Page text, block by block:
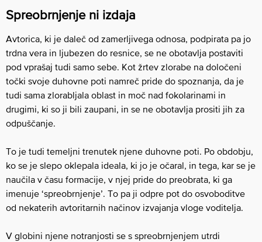
Spreobrnjenje ni izdaja
Avtorica, ki je daleč od zamerljivega odnosa, podpirata pa jo
trdna vera in ljubezen do resnice, se ne obotavlja postaviti
pod vprašaj tudi samo sebe. Kot žrtev zlorabe na določeni
točki svoje duhovne poti namreč pride do spoznanja, da je
tudi sama zlorabljala oblast in moč nad fokolarinami in
drugimi, ki so ji bili zaupani, in se ne obotavlja prositi jih za
odpuščanje.
To je tudi temeljni trenutek njene duhovne poti. Po obdobju,
ko se je slepo oklepala ideala, ki jo je očaral, in tega, kar se je
naučila v času formacije, v njej pride do preobrata, ki ga
imenuje ‘spreobrnjenje’. To pa ji odpre pot do osvoboditve
od nekaterih avtoritarnih načinov izvajanja vloge voditelja.
V globini njene notranjosti se s spreobrnjenjem utrdi